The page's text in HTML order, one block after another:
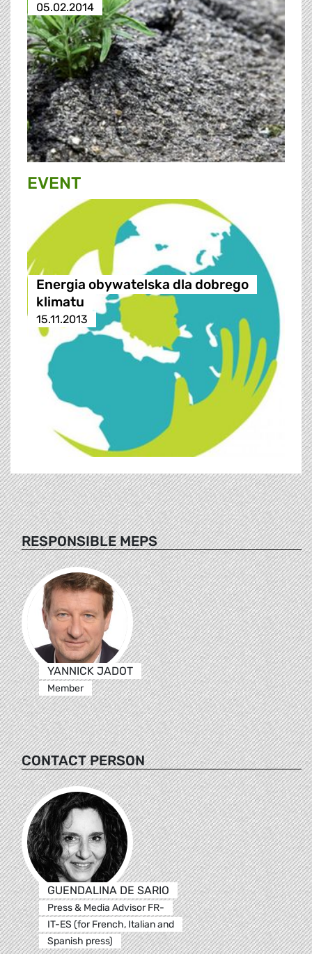
05.02.2014
EVENT
Energia obywatelska dla dobrego
klimatu
15.11.2013
RESPONSIBLE MEPS
YANNICK JADOT
Member
CONTACT PERSON
GUENDALINA DE SARIO
Press & Media Advisor FR-
IT-ES (for French, Italian and
Spanish press)